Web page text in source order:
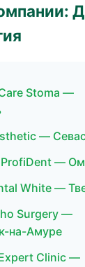
Stoma —
—
ProfiDent —
White —
Surgery —
на-Амуре
Clinic —